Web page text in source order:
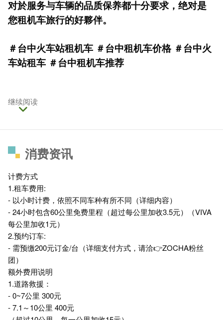
对於服务与车辆的品质保养都十分要求，绝对是
您租机车旅行的好夥伴。
＃台中火车站租机车 ＃台中租机车价格 ＃台中火
车站租车 ＃台中租机车推荐
继续阅读
消费资讯
计费方式
1.租车费用:
- 以小时计费，依照不同车种有所不同（详细内容）
- 24小时包含60公里免费里程（超过每公里加收3.5元）（VIVA
每公里加收1元）
2.预约订车:
- 需预缴200元订金/台（详细支付方式，请洽👉ZOCHA粉丝
团）
额外费用说明
1.道路救援：
- 0~7公里 300元
- 7.1～10公里 400元